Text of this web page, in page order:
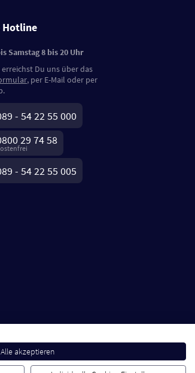
Hotline
Samstag 8 bis 20 Uhr
erreichst Du uns über das
, per E-Mail oder per
- 54 22 55 000
29 74 58
- 54 22 55 005
Alle akzeptieren